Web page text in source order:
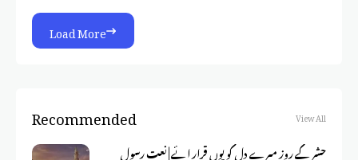
Load More
Recommended View All
حشر کے روز میرے دل کو یوں قرار ائے | نعت رسول